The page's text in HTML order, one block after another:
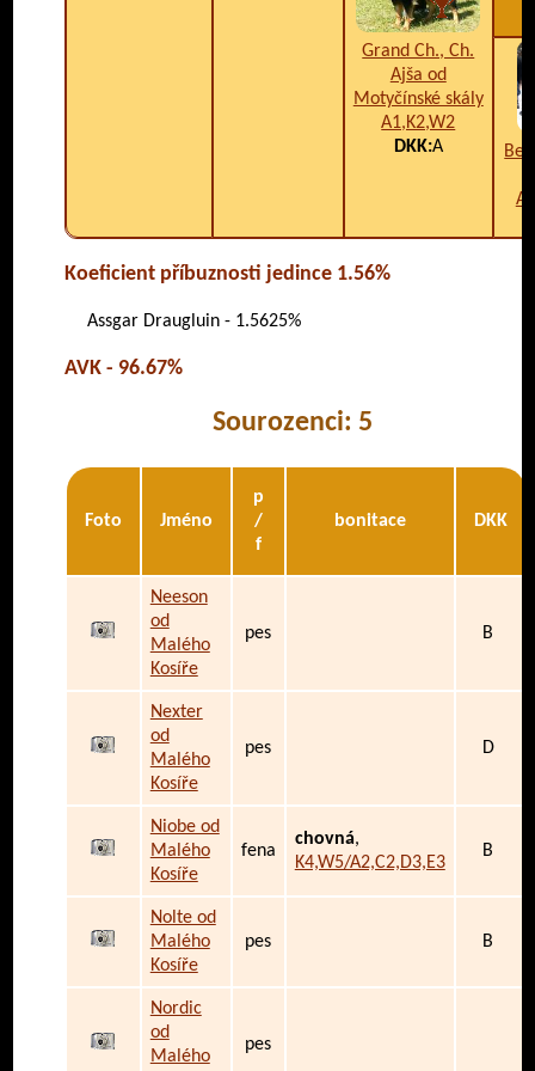
Grand Ch., Ch.
Ajša od
Motyčínské skály
A1,K2,W2
DKK:A
Koeficient příbuznosti jedince 1.56%
Assgar Draugluin - 1.5625%
AVK - 96.67%
Sourozenci: 5
Foto Jméno
p
/
f
bonitace DKK
Neeson
od
Malého
Kosíře
pes B
Nexter
od
Malého
Kosíře
pes D
Niobe od
Malého
Kosíře
fena
chovná,
K4,W5/A2,C2,D3,E3
B
Nolte od
Malého
Kosíře
pes B
Nordic
od
Malého
pes